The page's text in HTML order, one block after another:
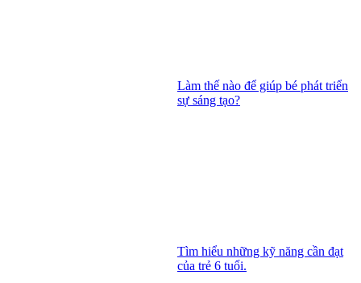
Làm thế nào để giúp bé phát triển
sự sáng tạo?
Tìm hiểu những kỹ năng cần đạt
của trẻ 6 tuổi.